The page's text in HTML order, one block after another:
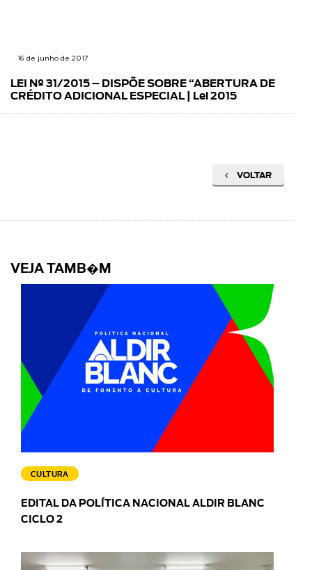
16 de junho de 2017
LEI Nº 31/2015 – DISPÕE SOBRE “ABERTURA DE
CRÉDITO ADICIONAL ESPECIAL | Lei 2015
VOLTAR
VEJA TAMB�M
CULTURA
EDITAL DA POLÍTICA NACIONAL ALDIR BLANC
CICLO 2